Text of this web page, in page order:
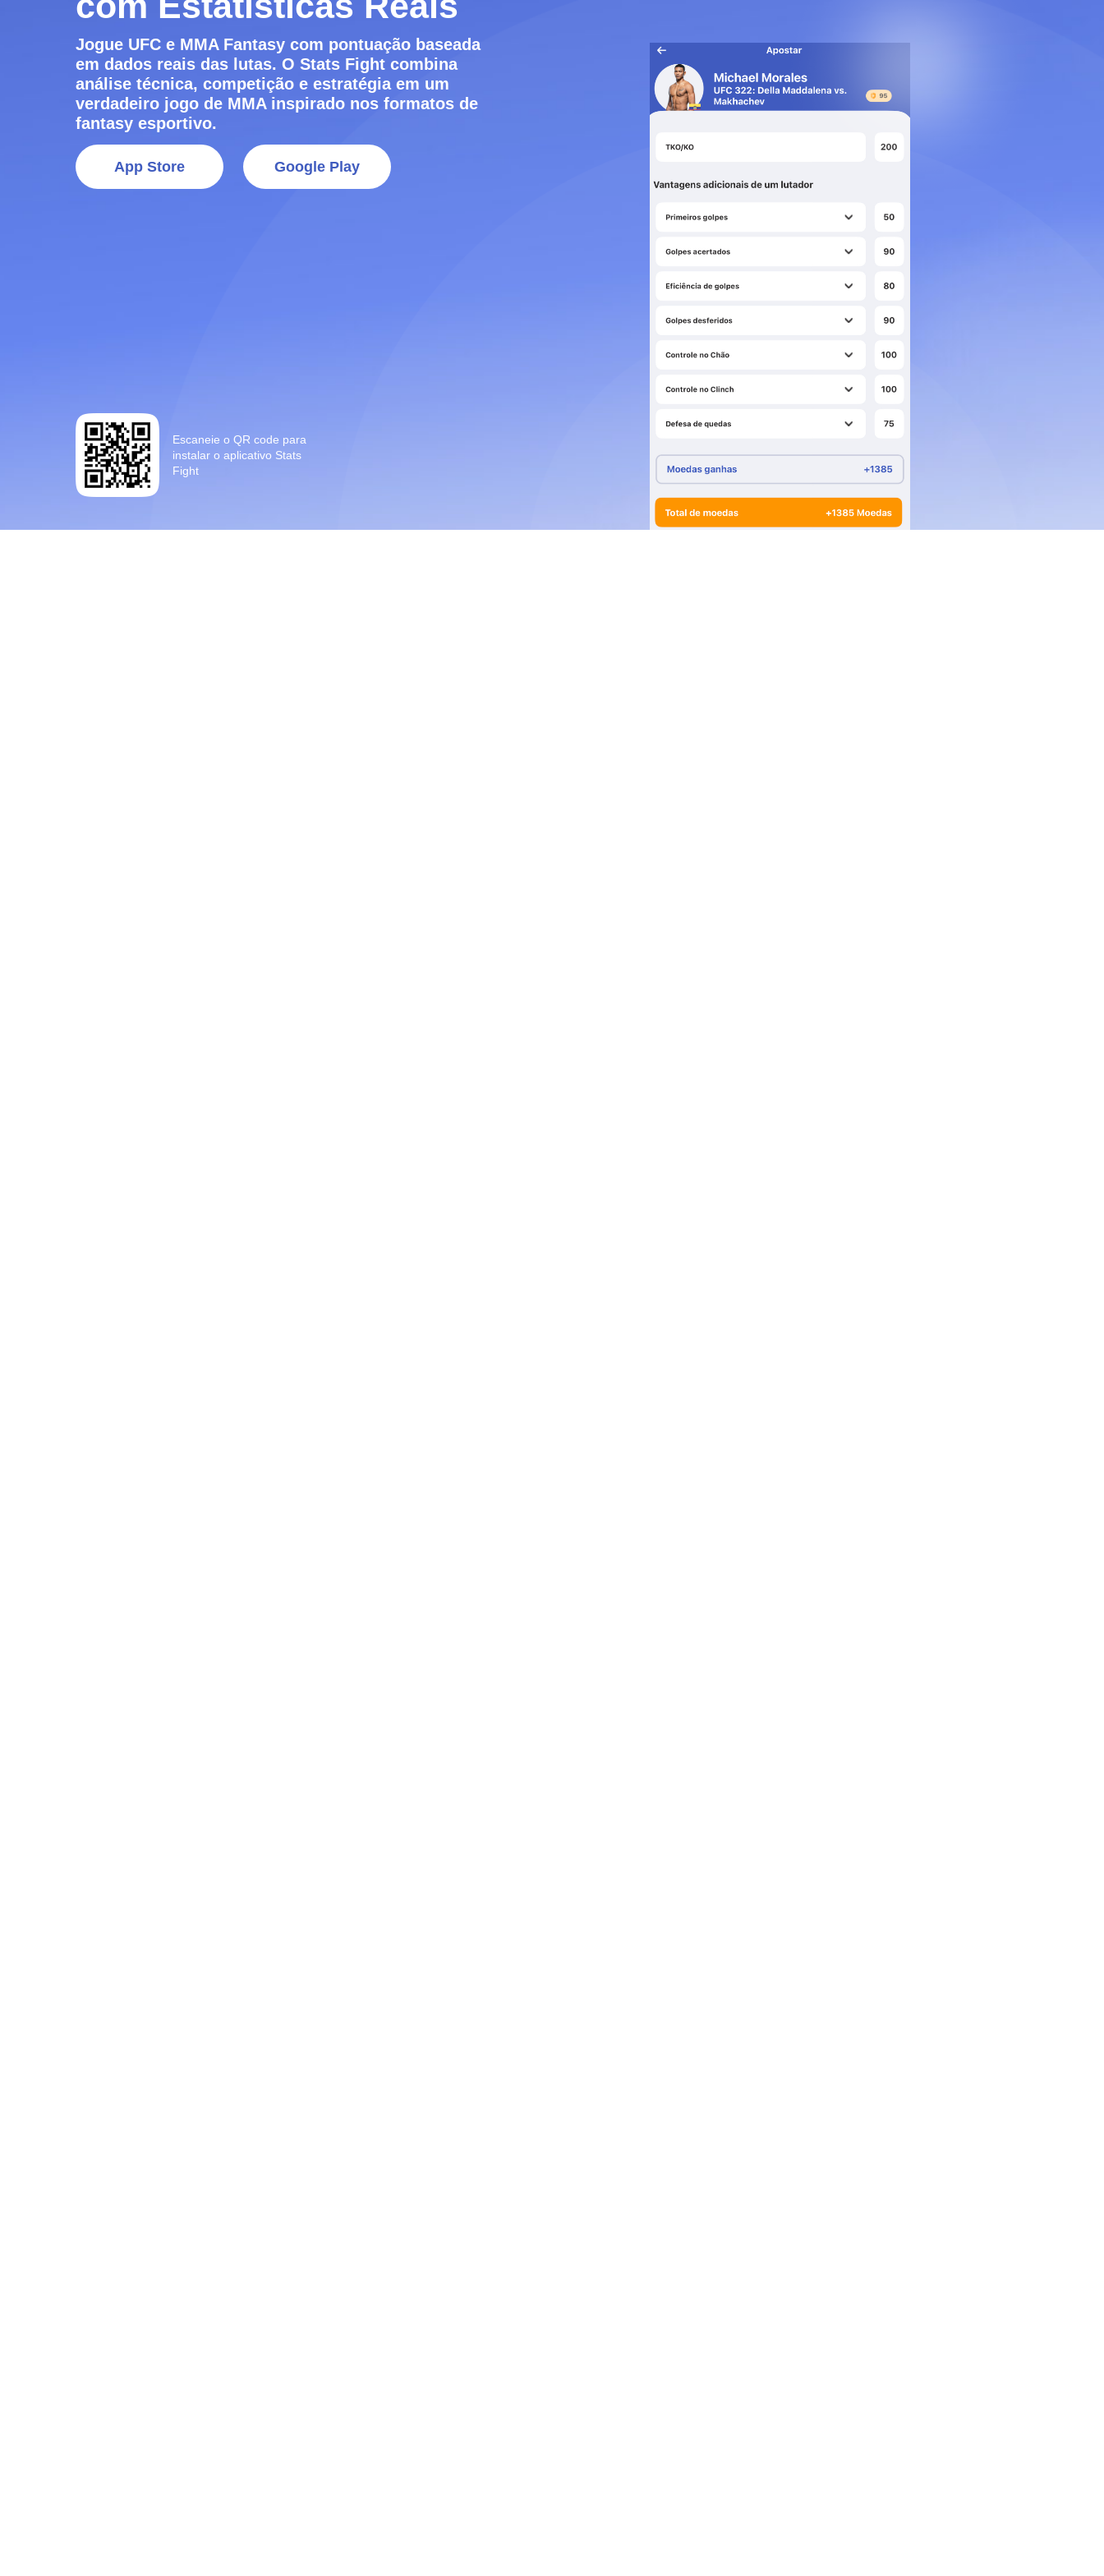
Jogue UFC e MMA Fantasy com pontuação baseada
em dados reais das lutas. O Stats Fight combina
análise técnica, competição e estratégia em um
verdadeiro jogo de MMA inspirado nos formatos de
fantasy esportivo.
Google Play
App Store
Escaneie o QR code para
instalar o aplicativo Stats
Fight